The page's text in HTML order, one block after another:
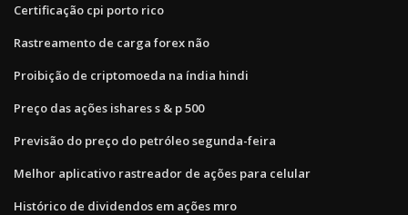
Certificação cpi porto rico
Rastreamento de carga forex não
Proibição de criptomoeda na índia hindi
Preço das ações ishares s & p 500
Previsão do preço do petróleo segunda-feira
Melhor aplicativo rastreador de ações para celular
Histórico de dividendos em ações mro